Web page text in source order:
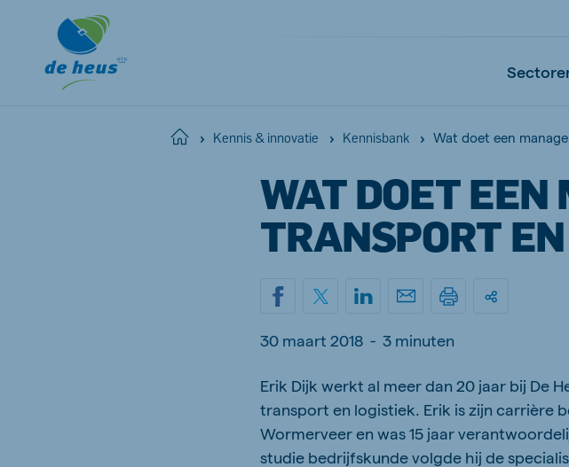
Home Kennis & innovatie Kennisbank Wat doet een
WAT DOET EEN
TRANSPORT
30 maart 2018 - 3 minuten
Erik Dijk werkt al meer dan 20 jaar bij De
transport en logistiek. Erik is zijn carrière
Wormerveer en was 15 jaar
studie bedrijfskunde volgde hij de